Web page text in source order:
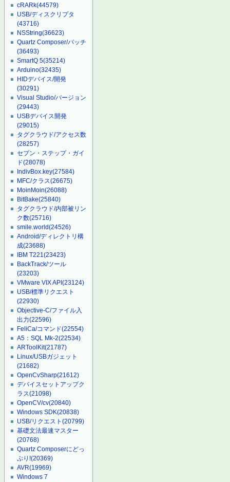
cRARk(44579)
USB/ディスクリプタ
(43716)
NSString(36623)
Quartz Composer/パッチ
(36493)
SmartQ 5(35214)
Arduino(32435)
HIDデバイス/開発
(30291)
Visual Studio/バージョン
(29443)
USBデバイス開発
(29015)
タグクラウド/アクセス数
(28257)
セブン・ステップ・ガイ
ド(28078)
IndivBox.key(27584)
MFC/クラス(26675)
MoinMoin(26088)
BitBake(25840)
タグクラウド/内部被リン
ク数(25716)
smile.world(24526)
Android/ディレクトリ構
成(23688)
IBM T221(23423)
BackTrack/ツール
(23203)
VMware VIX API(23124)
USB/標準リクエスト
(22930)
Objective-C/ファイル入
出力(22596)
FeliCa/コマンド(22554)
A5：SQL Mk-2(22534)
ARToolKit(21787)
Linux/USBガジェット
(21682)
OpenCvSharp(21612)
デバイスセットアップク
ラス(21098)
OpenCV/cv(20840)
Windows SDK(20838)
USB/リクエスト(20799)
基礎文法最速マスター
(20768)
Quartz Composerにどっ
ぷり!(20369)
AVR(19969)
Windows 7